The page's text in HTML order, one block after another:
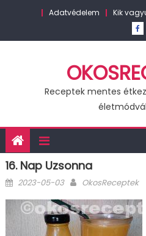
Adatvédelem Kik
Receptek mentes
16. Nap Uzsonna
Posted
2023-05-03 Author
OkosReceptek